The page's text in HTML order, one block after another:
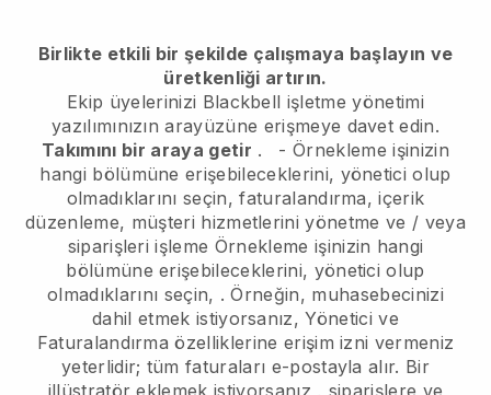
Birlikte etkili bir şekilde çalışmaya başlayın ve
üretkenliği artırın.
Ekip üyelerinizi Blackbell işletme yönetimi
yazılımınızın arayüzüne erişmeye davet edin.
Takımını bir araya getir . -Örnekleme işinizin
hangi bölümüne erişebileceklerini, yönetici olup
olmadıklarını seçin, faturalandırma, içerik
düzenleme, müşteri hizmetlerini yönetme ve / veya
siparişleri işleme Örnekleme işinizin hangi
bölümüne erişebileceklerini, yönetici olup
olmadıklarını seçin, . Örneğin, muhasebecinizi
dahil etmek istiyorsanız, Yönetici ve
Faturalandırma özelliklerine erişim izni vermeniz
yeterlidir; tüm faturaları e-postayla alır. Bir
illüstratör eklemek istiyorsanız , siparişlere ve